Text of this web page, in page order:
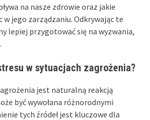
na nasze zdrowie oraz jakie
jego zarządzaniu. Odkrywając te
lepiej przygotować się na wyzwania,
w sytuacjach zagrożenia?
jest naturalną reakcją
być wywołana różnorodnymi
tych źródeł jest kluczowe dla